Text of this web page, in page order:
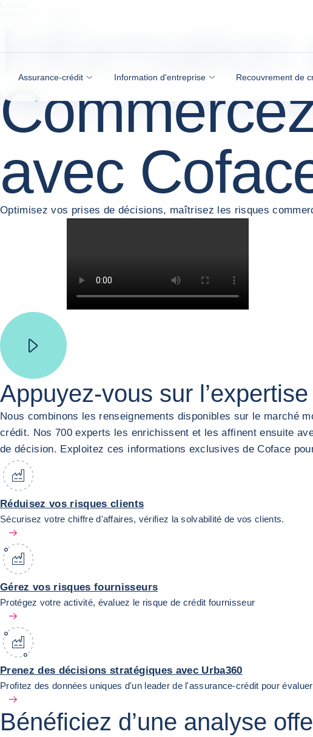
Assurance-crédit Information d'entreprise Recouvrement de
Information
avec
Optimisez vos prises de décisions, maîtrisez les risques
Appuyez-vous sur
Nous combinons les renseignements disponibles sur le marché
crédit. Nos 700 experts les enrichissent et les affinent ensuite
de décision. Exploitez ces informations exclusives de Coface
Réduisez vos risques clients
Sécurisez votre chiffre d'affaires, vérifiez la solvabilité de vos clients.
Gérez vos risques fournisseurs
Protégez votre activité, évaluez le risque de crédit fournisseur
Prenez des décisions stratégiques avec Urba360
Profitez des données uniques d'un leader de l'assurance-crédit pour
Bénéficiez d’une analyse